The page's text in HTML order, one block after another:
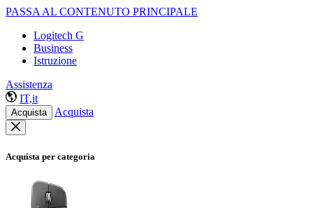
PASSA AL CONTENUTO PRINCIPALE
Logitech G
Business
Istruzione
Assistenza
IT,it
Acquista Acquista
Acquista per categoria